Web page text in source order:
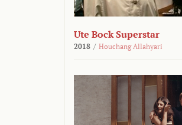
Ute Bock Superstar
2018 / Houchang Allahyari